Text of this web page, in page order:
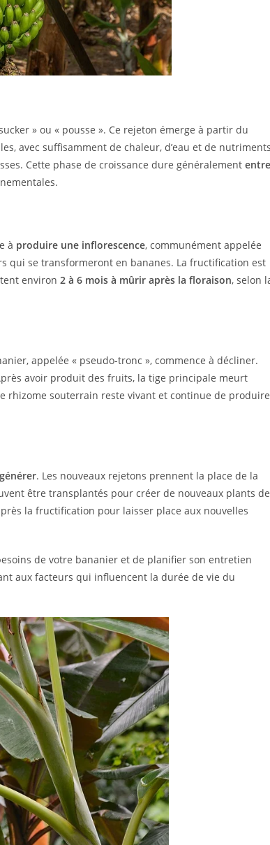
» ou « pousse ». Ce rejeton émerge à partir du
avec suffisamment de chaleur, d’eau et de
Cette phase de croissance dure généralement entre
à produire une inflorescence, communément appelée
qui se transformeront en bananes. La fructification est
environ 2 à 6 mois à mûrir après la floraison, selon
appelée « pseudo-tronc », commence à décliner.
avoir produit des fruits, la tige principale meurt
rhizome souterrain reste vivant et continue de produire
. Les nouveaux rejetons prennent la place de la
être transplantés pour créer de nouveaux plants de
la fructification pour laisser place aux nouvelles
de votre bananier et de planifier son entretien
aux facteurs qui influencent la durée de vie du